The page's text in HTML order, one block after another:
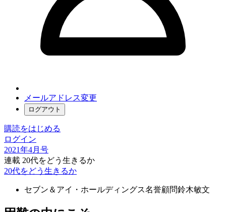
メールアドレス変更
ログアウト
購読をはじめる
ログイン
2021年4月号
連載 20代をどう生きるか
20代をどう生きるか
セブン＆アイ・ホールディングス名誉顧問鈴木敏文